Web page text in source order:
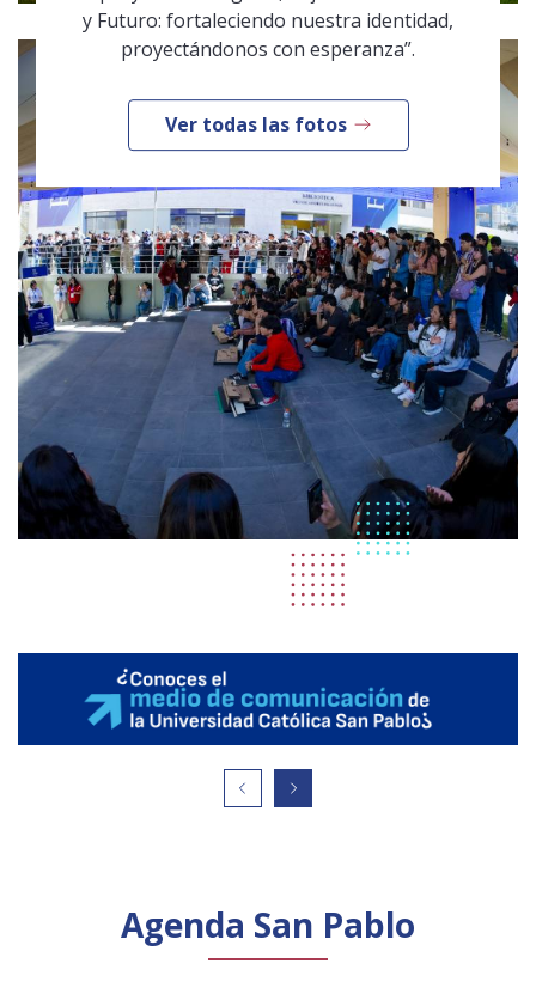
y Futuro: fortaleciendo nuestra identidad,
proyectándonos con esperanza”.
Ver todas las fotos
Agenda San Pablo